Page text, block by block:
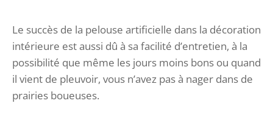
Le succès de la pelouse artificielle dans la décoration
intérieure est aussi dû à sa facilité d’entretien, à la
possibilité que même les jours moins bons ou quand
il vient de pleuvoir, vous n’avez pas à nager dans de
prairies boueuses.